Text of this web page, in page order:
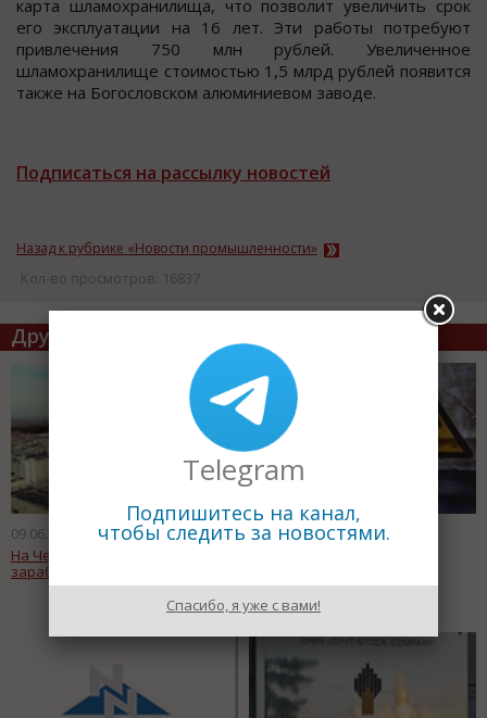
карта шламохранилища, что позволит увеличить срок
его эксплуатации на 16 лет. Эти работы потребуют
привлечения 750 млн рублей. Увеличенное
шламохранилище стоимостью 1,5 млрд рублей появится
также на Богословском алюминиевом заводе.
Подписаться на рассылку новостей
Назад к рубрике «Новости промышленности»
Кол-во просмотров: 16837
Другие статьи по теме
09.06.2011
На Челябинской ТЭЦ-3
заработал новый энергоблок
09.06.2011
Telegram
Подпишитесь на канал,
чтобы следить за новостями.
Спасибо, я уже с вами!